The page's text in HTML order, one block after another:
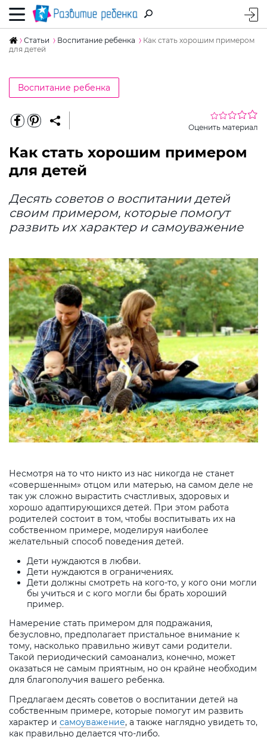
Статьи Воспитание ребенка
Как стать хорошим примером
для детей
Воспитание ребенка
Оценить материал
Как стать хорошим примером
для детей
Десять советов о воспитании детей
своим примером, которые помогут
развить их характер и самоуважение
Несмотря на то что никто из нас никогда не станет
«совершенным» отцом или матерью, на самом деле не
так уж сложно вырастить счастливых, здоровых и
хорошо адаптирующихся детей. При этом работа
родителей состоит в том, чтобы воспитывать их на
собственном примере, моделируя наиболее
желательный способ поведения детей.
Дети нуждаются в любви.
Дети нуждаются в ограничениях.
Дети должны смотреть на кого-то, у кого они могли
бы учиться и с кого могли бы брать хороший
пример.
Намерение стать примером для подражания,
безусловно, предполагает пристальное внимание к
тому, насколько правильно живут сами родители.
Такой периодический самоанализ, конечно, может
оказаться не самым приятным, но он крайне необходим
для благополучия вашего ребенка.
Предлагаем десять советов о воспитании детей на
собственным примере, которые помогут им развить
характер и самоуважение, а также наглядно увидеть то,
как правильно делается что-либо.